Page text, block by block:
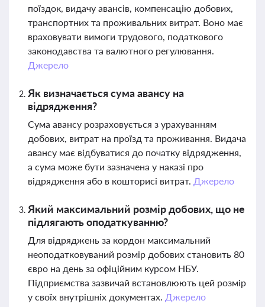
поїздок, видачу авансів, компенсацію добових,
транспортних та проживальних витрат. Воно має
враховувати вимоги трудового, податкового
законодавства та валютного регулювання.
Джерело
Як визначається сума авансу на
відрядження?
Сума авансу розраховується з урахуванням
добових, витрат на проїзд та проживання. Видача
авансу має відбуватися до початку відрядження,
а сума може бути зазначена у наказі про
відрядження або в кошторисі витрат. Джерело
Який максимальний розмір добових, що не
підлягають оподаткуванню?
Для відряджень за кордон максимальний
неоподатковуваний розмір добових становить 80
євро на день за офіційним курсом НБУ.
Підприємства зазвичай встановлюють цей розмір
у своїх внутрішніх документах. Джерело